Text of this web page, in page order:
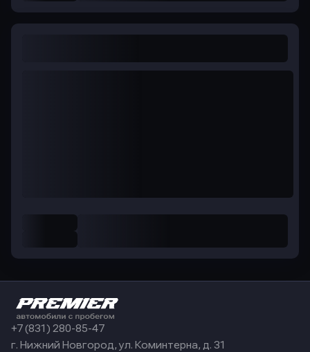
+7 (831) 280-85-47
г. Нижний Новгород, ул. Коминтерна, д. 31